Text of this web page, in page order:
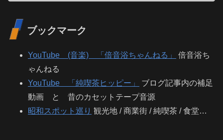
ブックマーク
YouTube (音楽) 「倍音浴ちゃんねる」
倍音浴ち
ゃんねる
YouTube 「純喫茶ヒッピー」
ブログ記事内の補足
動画 と 昔のカセットテープ音源
昭和スポット巡り 観光地 / 商業街 / 純喫茶 / 食堂…